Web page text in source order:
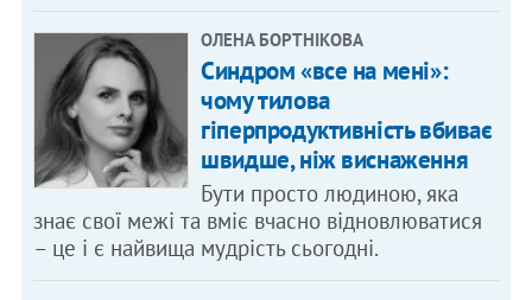
ОЛЕНА БОРТНІКОВА
Синдром «все на мені»:
чому тилова
гіперпродуктивність вбиває
швидше, ніж виснаження
Бути просто людиною, яка
знає свої межі та вміє вчасно відновлюватися
– це і є найвища мудрість сьогодні.